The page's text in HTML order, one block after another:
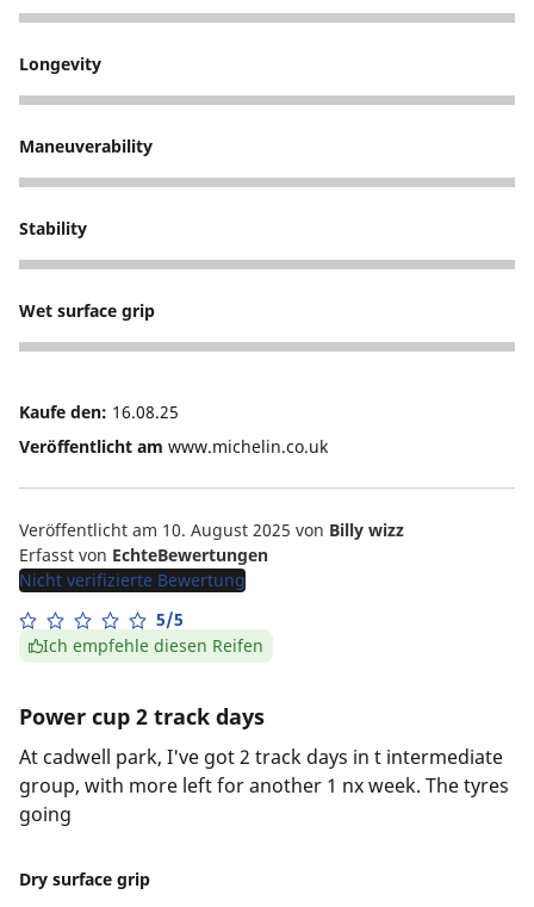
5
Longevity
4
Maneuverability
5
Stability
5
Wet surface grip
5
Kaufe den: 16.08.25
Veröffentlicht am www.michelin.co.uk
Veröffentlicht am 10. August 2025 von Billy wizz
Erfasst von EchteBewertungen
Nicht verifizierte Bewertung
5/5
Ich empfehle diesen Reifen
Power cup 2 track days
At cadwell park, I've got 2 track days in t intermediate
group, with more left for another 1 nx week. The tyres
going
Dry surface grip